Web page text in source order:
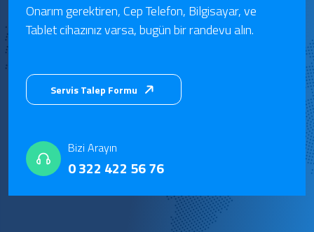
Onarım gerektiren, Cep Telefon, Bilgisayar, ve
Tablet cihazınız varsa, bugün bir randevu alın.
Servis Talep Formu
Bizi Arayın
0 322 422 56 76